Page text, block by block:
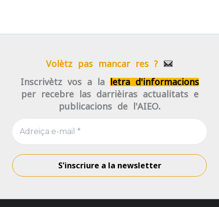
Volètz pas mancar res ?
Inscrivètz-vos a la
letra d'informacions
per recebre las darrièiras actualitats e
publicacions de l'AIEO.